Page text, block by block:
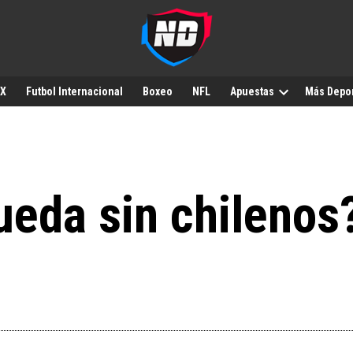
Futbol Internacional Boxeo NFL Apuestas Más
sin